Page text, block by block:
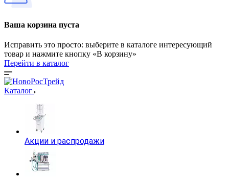
Ваша корзина пуста
Исправить это просто: выберите в каталоге интересующий
товар и нажмите кнопку «В корзину»
Перейти в каталог
Каталог
Акции и распродажи